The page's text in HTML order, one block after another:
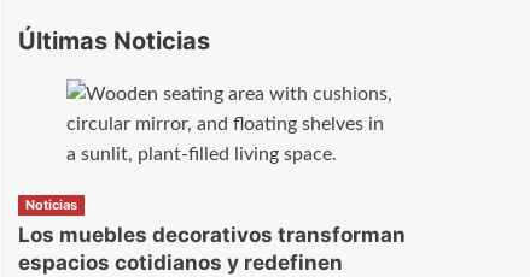
Últimas Noticias
Noticias
Los muebles decorativos transforman
espacios cotidianos y redefinen